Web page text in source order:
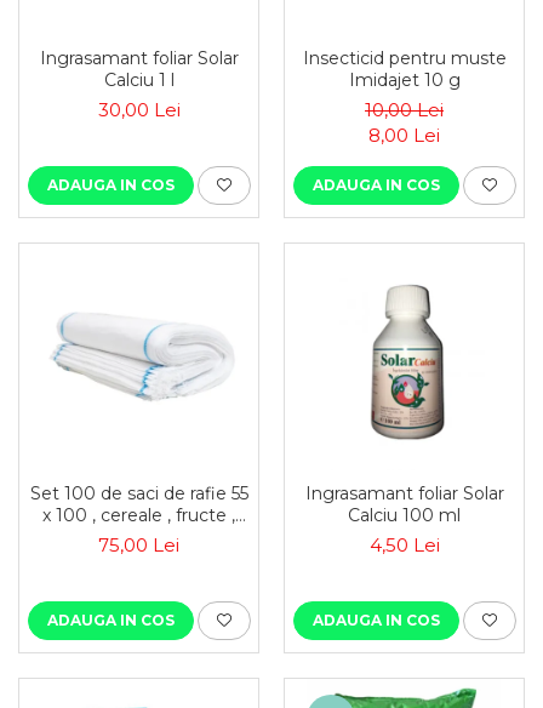
Ingrasamant foliar Solar
Calciu 1 l
30,00 Lei
ADAUGA IN COS
Insecticid pentru muste
Imidajet 10 g
10,00 Lei
8,00 Lei
ADAUGA IN COS
Set 100 de saci de rafie 55
x 100 , cereale , fructe ,
moloz , menaj si
depozitare
75,00 Lei
ADAUGA IN COS
Ingrasamant foliar Solar
Calciu 100 ml
4,50 Lei
ADAUGA IN COS